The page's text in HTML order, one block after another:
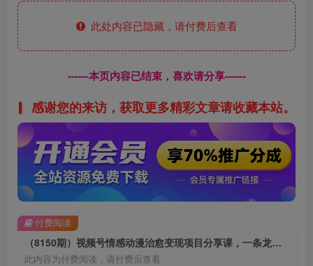
此处内容已隐藏，请付费后查看
------本页内容已结束，喜欢请分享------
感谢您的来访，获取更多精彩文章请收藏本站。
（8150期）视频号情感动漫治愈变现项目分享课，一条龙玩法分享给你（教程+素材）
此内容为付费阅读，请付费后查看
付费阅读